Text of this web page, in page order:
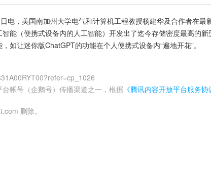
电，美国南加州大学电气和计算机工程教授杨建华及合作者在最
能（便携式设备内的人工智能）开发出了迄今存储密度最高的新
如让迷你版ChatGPT的功能在个人便携式设备内“遍地开花”。
帐号（企鹅号）传播渠道之一，根据 《腾讯内容开放平台服务协
删除。